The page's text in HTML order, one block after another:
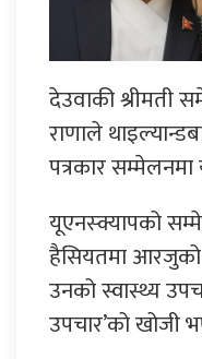
देउवाकी श्रीमती
राणाले
पत्रकार
यूएनस्क्यापको
हैसियतमा
उनको स्वास्थ्य
उपचार’को खोजी